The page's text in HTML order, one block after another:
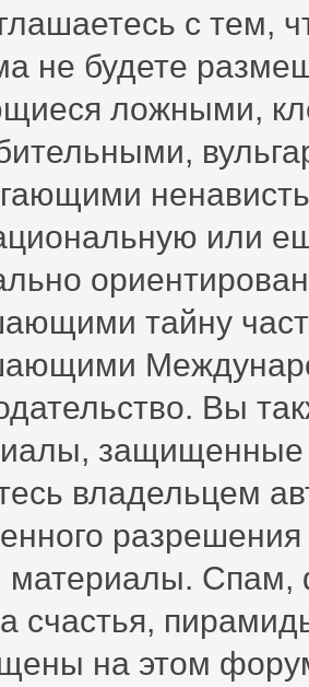
с тем,
не будете
ложными,
или
тайну
Вы
защищенные
владельцем
материалы.
счастья,
на этом